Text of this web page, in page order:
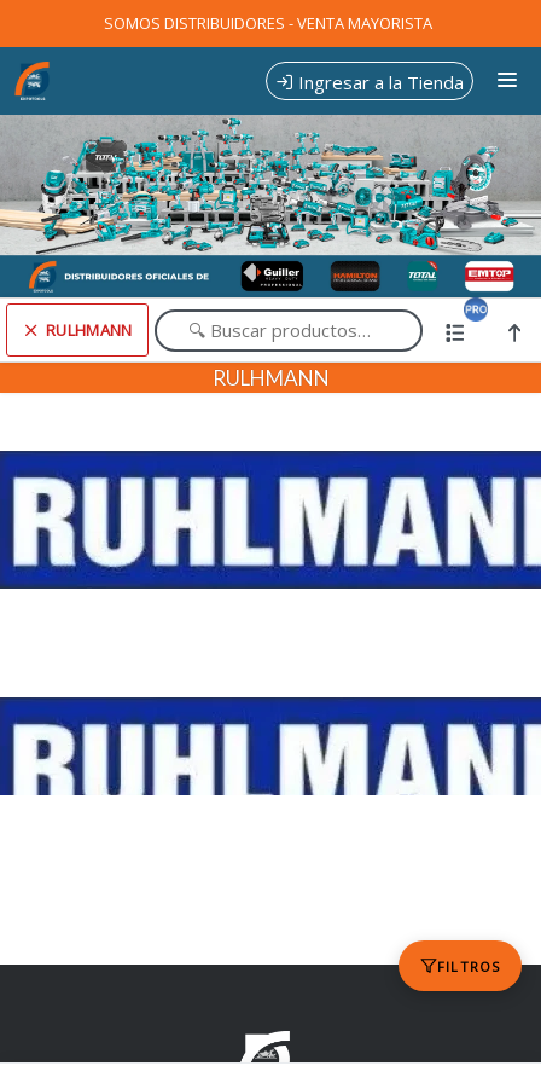
SOMOS DISTRIBUIDORES - VENTA MAYORISTA
Ingresar a la Tienda
CÓMO COMPRAR
CONTACTO
RULHMANN
Comprá online productos de RULHMANN en EXPOTOOLS
FILTROS
RULHMANN